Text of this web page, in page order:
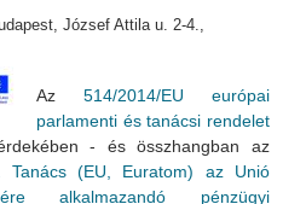
József Attila u. 2-4.,
Az 514/2014/EU európai
parlamenti és tanácsi rendelet
- és összhangban az
Tanács (EU, Euratom) az Unió
alkalmazandó pénzügyi